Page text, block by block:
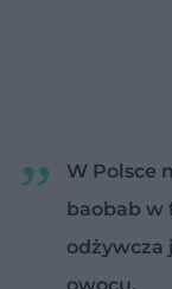
W Polsce
baobab w
odżywcza
owocu.